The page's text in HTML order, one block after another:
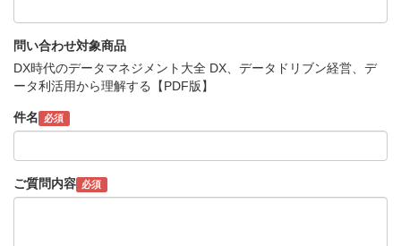
問い合わせ対象商品
DX時代のデータマネジメント大全 DX、データドリブン経営、デ
ータ利活用から理解する【PDF版】
件名 必須
ご質問内容 必須